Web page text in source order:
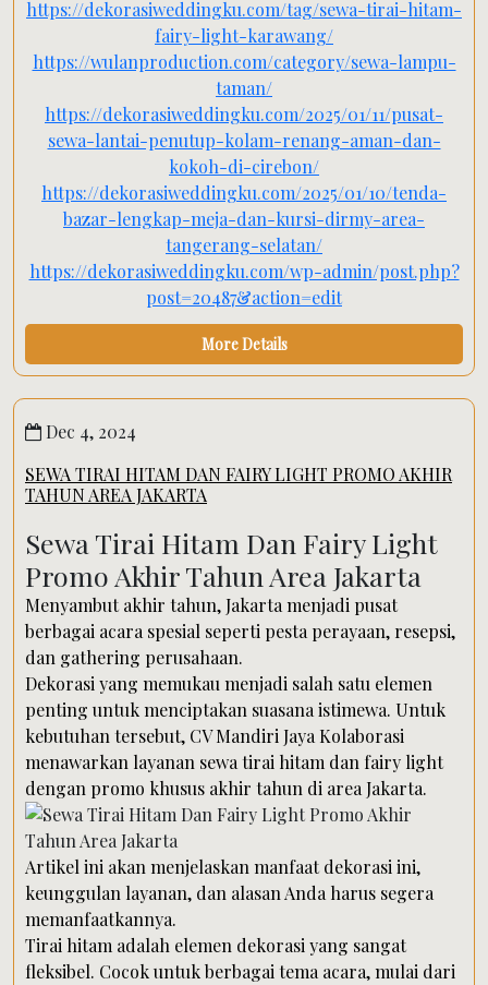
https://dekorasiweddingku.com/tag/sewa-tirai-hitam-
fairy-light-karawang/
https://wulanproduction.com/category/sewa-lampu-
taman/
https://dekorasiweddingku.com/2025/01/11/pusat-
sewa-lantai-penutup-kolam-renang-aman-dan-
kokoh-di-cirebon/
https://dekorasiweddingku.com/2025/01/10/tenda-
bazar-lengkap-meja-dan-kursi-dirmy-area-
tangerang-selatan/
https://dekorasiweddingku.com/wp-admin/post.php?
post=20487&action=edit
More Details
Dec 4, 2024
SEWA TIRAI HITAM DAN FAIRY LIGHT PROMO AKHIR
TAHUN AREA JAKARTA
Sewa Tirai Hitam Dan Fairy Light
Promo Akhir Tahun Area Jakarta
Menyambut akhir tahun, Jakarta menjadi pusat
berbagai acara spesial seperti pesta perayaan, resepsi,
dan gathering perusahaan.
Dekorasi yang memukau menjadi salah satu elemen
penting untuk menciptakan suasana istimewa. Untuk
kebutuhan tersebut, CV Mandiri Jaya Kolaborasi
menawarkan layanan sewa tirai hitam dan fairy light
dengan promo khusus akhir tahun di area Jakarta.
Artikel ini akan menjelaskan manfaat dekorasi ini,
keunggulan layanan, dan alasan Anda harus segera
memanfaatkannya.
Tirai hitam adalah elemen dekorasi yang sangat
fleksibel. Cocok untuk berbagai tema acara, mulai dari